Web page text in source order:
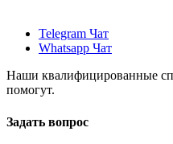
Telegram Чат
Whatsapp Чат
Наши квалифицированные
помогут.
Задать вопрос